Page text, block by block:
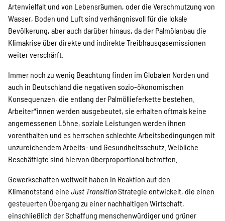
Suche
Artenvielfalt und von Lebensräumen, oder die Verschmutzung von
Wasser, Boden und Luft sind verhängnisvoll für die lokale
Bevölkerung, aber auch darüber hinaus, da der Palmölanbau die
Klimakrise über direkte und indirekte Treibhausgasemissionen
weiter verschärft.
Immer noch zu wenig Beachtung finden im Globalen Norden und
auch in Deutschland die negativen sozio-ökonomischen
Konsequenzen, die entlang der Palmöllieferkette bestehen.
Arbeiter*innen werden ausgebeutet, sie erhalten oftmals keine
angemessenen Löhne, soziale Leistungen werden ihnen
vorenthalten und es herrschen schlechte Arbeitsbedingungen mit
unzureichendem Arbeits- und Gesundheitsschutz. Weibliche
Beschäftigte sind hiervon überproportional betroffen.
Gewerkschaften weltweit haben in Reaktion auf den
Klimanotstand eine Just TransitionStrategie entwickelt, die einen
gesteuerten Übergang zu einer nachhaltigen Wirtschaft,
einschließlich der Schaffung menschenwürdiger und grüner